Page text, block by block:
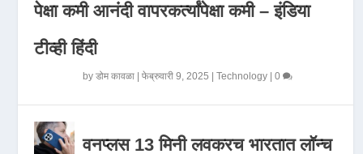
पेक्षा कमी आनंदी वापरकर्त्यांपेक्षा कमी – इंडिया
टीव्ही हिंदी
byडोम कावळा |फेब्रुवारी 9, 2025 |Technology |0
वनप्लस 13 मिनी लवकरच भारतात लॉन्च